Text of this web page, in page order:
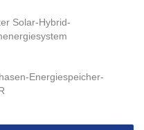
Solar-Hybrid-
Energiespeicher-